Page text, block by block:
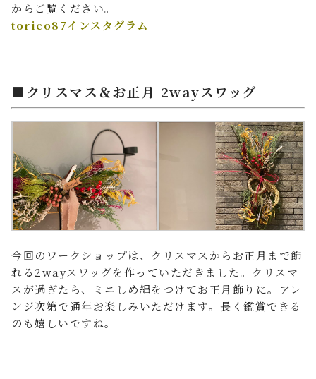
からご覧ください。
torico87インスタグラム
■クリスマス＆お正月 2wayスワッグ
今回のワークショップは、クリスマスからお正月まで飾
れる2wayスワッグを作っていただきました。クリスマ
スが過ぎたら、ミニしめ縄をつけてお正月飾りに。アレ
ンジ次第で通年お楽しみいただけます。長く鑑賞できる
のも嬉しいですね。